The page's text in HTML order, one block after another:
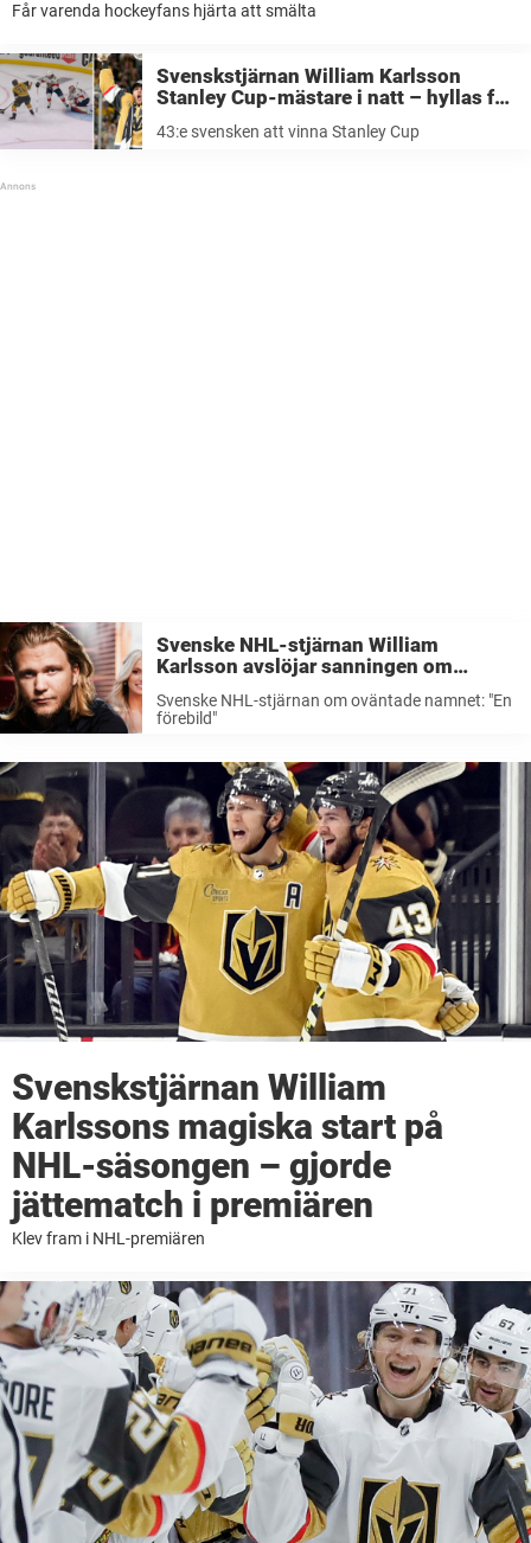
Får varenda hockeyfans hjärta att smälta
Svenskstjärnan William Karlsson
Stanley Cup-mästare i natt – hyllas för
magiska passningen i avgörandet
43:e svensken att vinna Stanley Cup
Svenske NHL-stjärnan William
Karlsson avslöjar sanningen om
nyfödde sonens oväntade namn: ”En
förebild”
Svenske NHL-stjärnan om oväntade namnet: "En
förebild"
Svenskstjärnan William
Karlssons magiska start på
NHL-säsongen – gjorde
jättematch i premiären
Klev fram i NHL-premiären